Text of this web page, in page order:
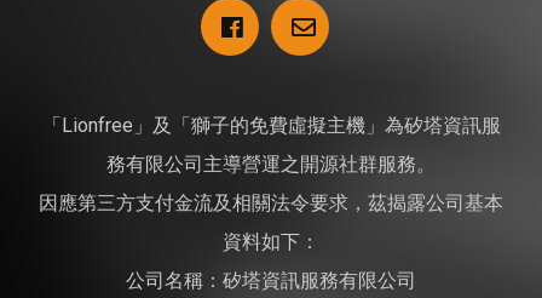
「Lionfree」及「獅子的免費虛擬主機」為矽塔資訊服
務有限公司主導營運之開源社群服務。
因應第三方支付金流及相關法令要求，茲揭露公司基本
資料如下：
公司名稱：矽塔資訊服務有限公司